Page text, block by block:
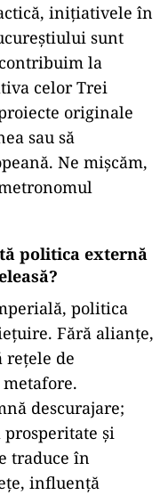
inițiativele în
sunt
la
celor Trei
originale
sau să
Ne mișcăm,
politica externă
politica
Fără alianțe,
rețele de
descurajare;
prosperitate și
traduce în
influență